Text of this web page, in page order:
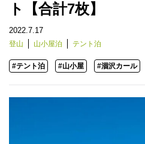
ト【合計7枚】
2022.7.17
登山 山小屋泊 テント泊
#テント泊 #山小屋 #涸沢カール